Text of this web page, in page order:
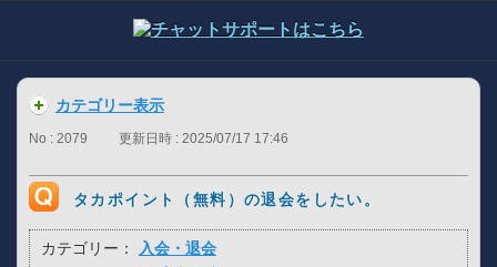
カテゴリー表示
No : 2079 更新日時 : 2025/07/17 17:46
タカポイント（無料）の退会をしたい。
カテゴリー：
入会・退会